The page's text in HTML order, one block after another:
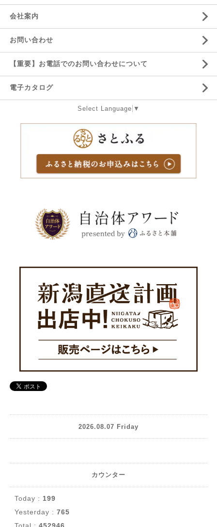
会社案内
お問い合わせ
【重要】お電話でのお問い合わせについて
電子カタログ
Select Language ▼
2026.08.07 Friday
カウンター
Today : 199
Yesterday : 765